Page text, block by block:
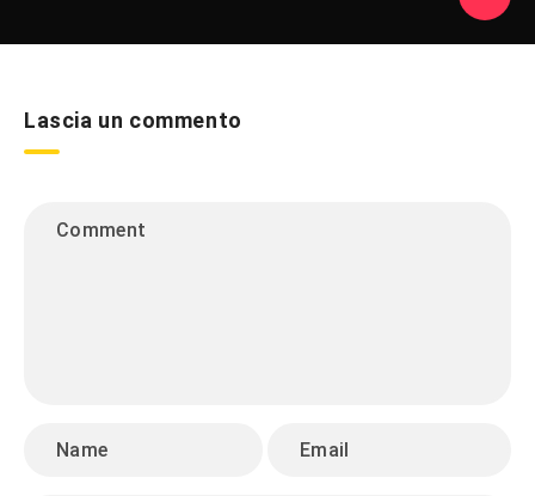
Lascia un commento